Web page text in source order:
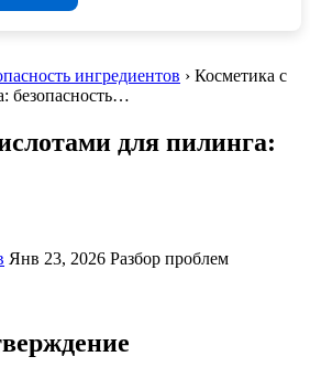
ингредиентов › Косметика с
безопасность…
для пилинга:
Янв 23, 2026 Разбор проблем